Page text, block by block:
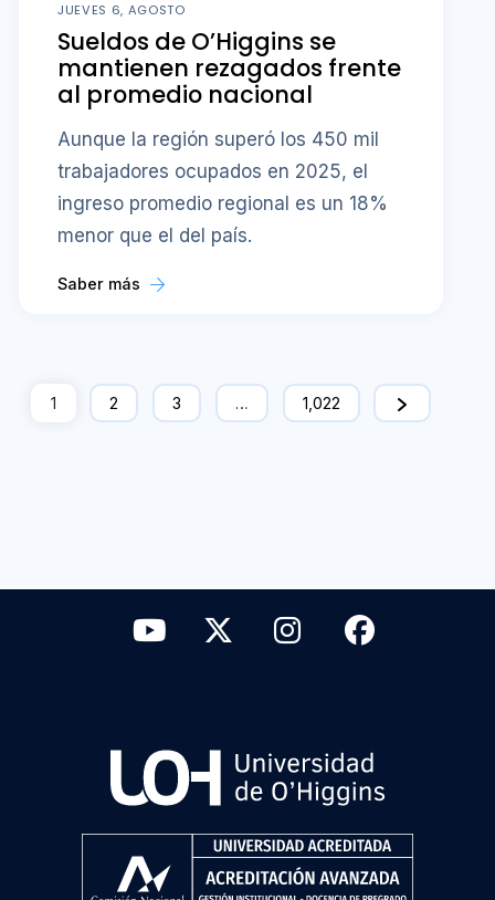
JUEVES 6, AGOSTO
Sueldos de O’Higgins se
mantienen rezagados frente
al promedio nacional
Aunque la región superó los 450 mil
trabajadores ocupados en 2025, el
ingreso promedio regional es un 18%
menor que el del país.
Saber más
1 2 3 … 1,022